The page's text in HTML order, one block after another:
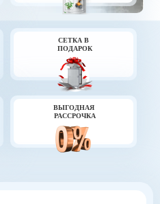
СЕТКА В
ПОДАРОК
ВЫГОДНАЯ
РАССРОЧКА